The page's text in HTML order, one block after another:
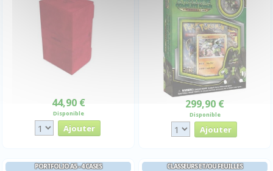
44,90 €
Disponible
299,90 €
Disponible
PORTFOLIO A5 - 4 CASES CLASSEURS ET/OU FEUILLES